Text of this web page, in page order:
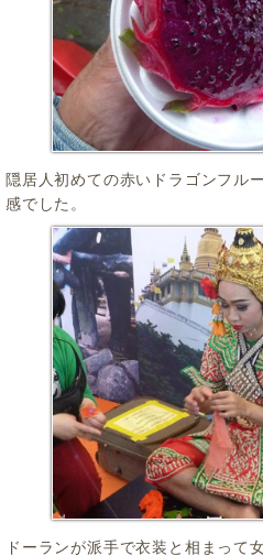
隠居人初めての赤いドラゴンフル
感でした。
ドーランが派手で衣装と相まって